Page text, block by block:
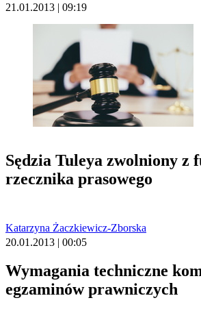
21.01.2013 | 09:19
Sędzia Tuleya zwolniony z
rzecznika prasowego
Katarzyna Żaczkiewicz-Zborska
20.01.2013 | 00:05
Wymagania techniczne
egzaminów prawniczych